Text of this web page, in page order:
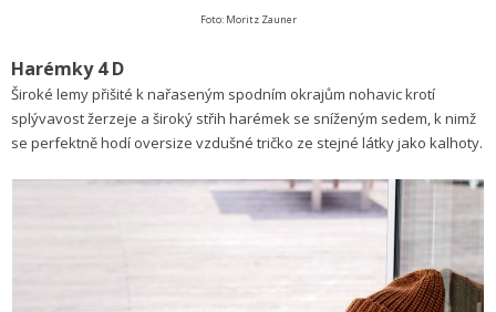
Foto: Moritz Zauner
Harémky 4 D
Široké lemy přišité k nařaseným spodním okrajům nohavic krotí
splývavost žerzeje a široký střih harémek se sníženým sedem, k nimž
se perfektně hodí oversize vzdušné tričko ze stejné látky jako kalhoty.